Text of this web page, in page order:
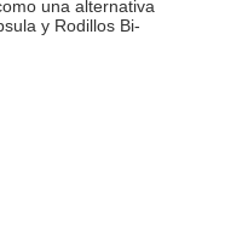
una alternativa
y Rodillos Bi-